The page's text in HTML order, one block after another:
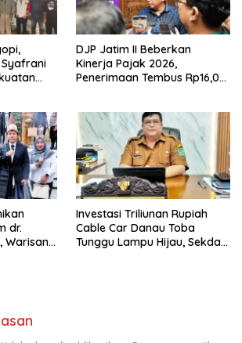
Syafrani
DJP Jatim II Beberkan
Kinerja Pajak 2026,
Penerimaan Tembus Rp16,08
dr.
Warisan
Investasi Triliunan Rupiah
Cable Car Danau Toba
Tunggu Lampu Hijau, Sekda